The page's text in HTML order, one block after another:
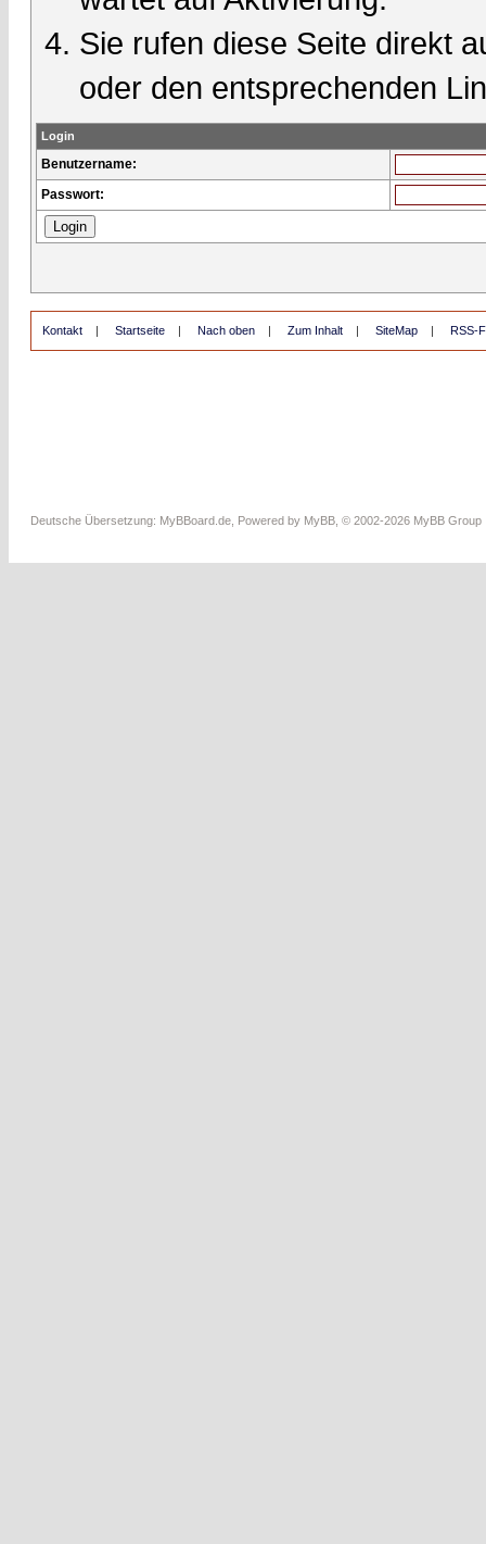
Sie rufen diese Seite direkt
oder den entsprechenden
Login
Benutzername:
Passwort:
Kontakt | Startseite | Nach oben | Zum Inhalt | SiteMap | RSS-
Deutsche Übersetzung: MyBBoard.de , Powered by MyBB , © 2002-2026 MyBB Group